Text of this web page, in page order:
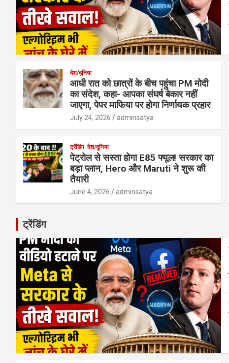
देश/दुनिया
आधी रात को छात्रों के बीच पहुंचा PM मोदी
का संदेश, कहा- आपका संघर्ष बेकार नहीं
जाएगा, पेपर माफिया पर होगा निर्णायक प्रहार
July 24, 2026 adminsatya
ट्रेंडिंग देश/दुनिया
पेट्रोल से सस्ता होगा E85 फ्यूल! सरकार का
बड़ा प्लान, Hero और Maruti ने शुरू की
तैयारी
June 4, 2026 adminsatya
ट्रेंडिंग